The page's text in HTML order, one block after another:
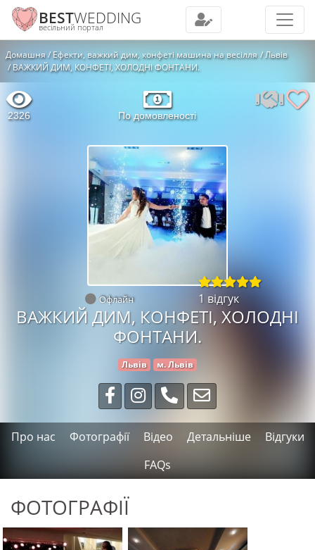
BESTWEDDING
весільний портал
Домашня Ефекти, важкий дим, конфеті машина на весілля
Львів
ВАЖКИЙ ДИМ, КОНФЕТІ, ХОЛОДНІ ФОНТАНИ.
2326 По домовленості
Офлайн 1 відгук
ВАЖКИЙ ДИМ, КОНФЕТІ, ХОЛОДНІ
ФОНТАНИ.
Львів м. Львів
Про нас Фотографії Відео Детальніше
Відгуки
FAQs
ФОТОГРАФІЇ